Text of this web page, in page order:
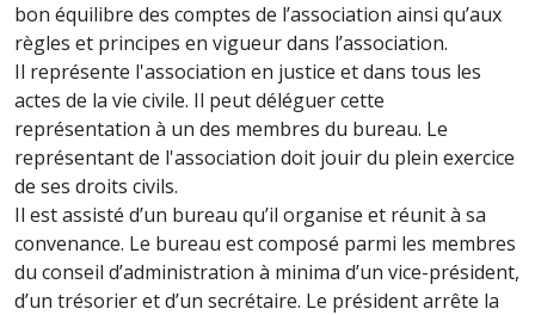
bon équilibre des comptes de l’association ainsi qu’aux
règles et principes en vigueur dans l’association.
Il représente l'association en justice et dans tous les
actes de la vie civile. Il peut déléguer cette
représentation à un des membres du bureau. Le
représentant de l'association doit jouir du plein exercice
de ses droits civils.
Il est assisté d’un bureau qu’il organise et réunit à sa
convenance. Le bureau est composé parmi les membres
du conseil d’administration à minima d’un vice-président,
d’un trésorier et d’un secrétaire. Le président arrête la